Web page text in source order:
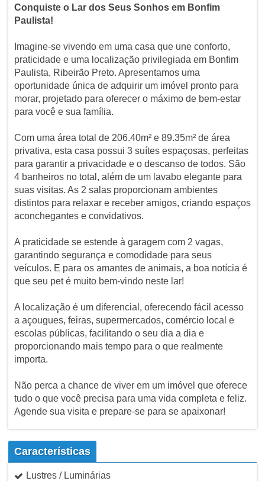
Conquiste o Lar dos Seus Sonhos em Bonfim
Paulista!
Imagine-se vivendo em uma casa que une conforto,
praticidade e uma localização privilegiada em Bonfim
Paulista, Ribeirão Preto. Apresentamos uma
oportunidade única de adquirir um imóvel pronto para
morar, projetado para oferecer o máximo de bem-estar
para você e sua família.
Com uma área total de 206.40m² e 89.35m² de área
privativa, esta casa possui 3 suítes espaçosas, perfeitas
para garantir a privacidade e o descanso de todos. São
4 banheiros no total, além de um lavabo elegante para
suas visitas. As 2 salas proporcionam ambientes
distintos para relaxar e receber amigos, criando espaços
aconchegantes e convidativos.
A praticidade se estende à garagem com 2 vagas,
garantindo segurança e comodidade para seus
veículos. E para os amantes de animais, a boa notícia é
que seu pet é muito bem-vindo neste lar!
A localização é um diferencial, oferecendo fácil acesso
a açougues, feiras, supermercados, comércio local e
escolas públicas, facilitando o seu dia a dia e
proporcionando mais tempo para o que realmente
importa.
Não perca a chance de viver em um imóvel que oferece
tudo o que você precisa para uma vida completa e feliz.
Agende sua visita e prepare-se para se apaixonar!
Características
Lustres / Luminárias